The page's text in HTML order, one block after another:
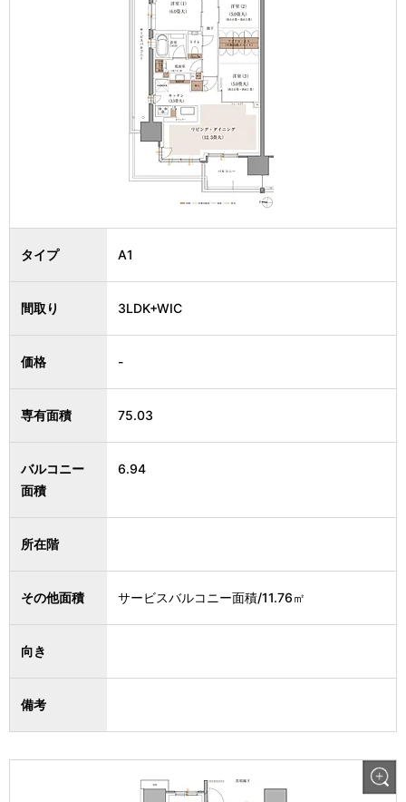
タイプ A1
間取り 3LDK+WIC
価格 -
専有面積 75.03
バルコニー
面積
6.94
所在階
その他面積 サービスバルコニー面積/11.76㎡
向き
備考